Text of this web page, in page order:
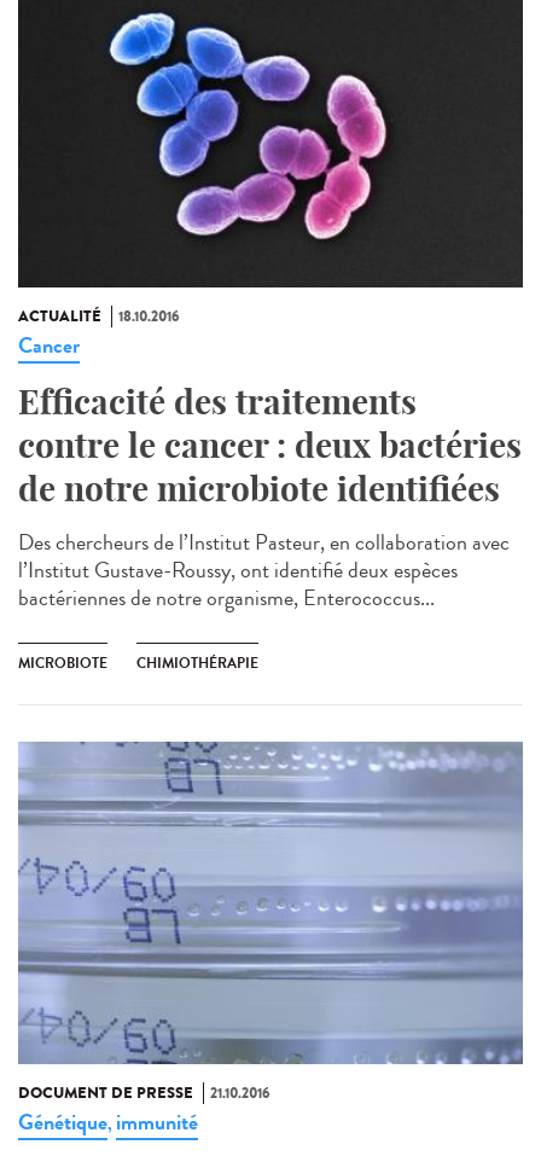
ACTUALITÉ 18.10.2016
Cancer
Efficacité des traitements
contre le cancer : deux bactéries
de notre microbiote identifiées
Des chercheurs de l’Institut Pasteur, en collaboration avec
l’Institut Gustave-Roussy, ont identifié deux espèces
bactériennes de notre organisme, Enterococcus...
MICROBIOTE CHIMIOTHÉRAPIE
DOCUMENT DE PRESSE 21.10.2016
Génétique, immunité